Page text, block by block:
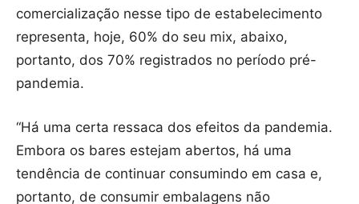
comercialização nesse tipo de estabelecimento
representa, hoje, 60% do seu mix, abaixo,
portanto, dos 70% registrados no período pré-
pandemia.
“Há uma certa ressaca dos efeitos da pandemia.
Embora os bares estejam abertos, há uma
tendência de continuar consumindo em casa e,
portanto, de consumir embalagens não